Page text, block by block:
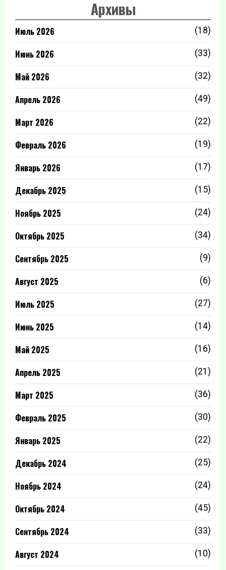
Архивы
Июль 2026 (18)
Июнь 2026 (33)
Май 2026 (32)
Апрель 2026 (49)
Март 2026 (22)
Февраль 2026 (19)
Январь 2026 (17)
Декабрь 2025 (15)
Ноябрь 2025 (24)
Октябрь 2025 (34)
Сентябрь 2025 (9)
Август 2025 (6)
Июль 2025 (27)
Июнь 2025 (14)
Май 2025 (16)
Апрель 2025 (21)
Март 2025 (36)
Февраль 2025 (30)
Январь 2025 (22)
Декабрь 2024 (25)
Ноябрь 2024 (24)
Октябрь 2024 (45)
Сентябрь 2024 (33)
Август 2024 (10)